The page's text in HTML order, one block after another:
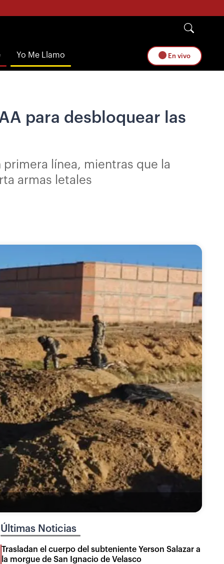
Yo Me Llamo En vivo
para desbloquear las
línea, mientras que la
armas letales
Últimas Noticias
Trasladan el cuerpo del subteniente Yerson Salazar a
la morgue de San Ignacio de Velasco